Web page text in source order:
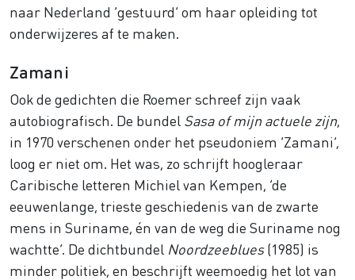
naar Nederland ‘gestuurd’ om haar opleiding tot
onderwijzeres af te maken.
Zamani
Ook de gedichten die Roemer schreef zijn vaak
autobiografisch. De bundel Sasa of mijn actuele zijn,
in 1970 verschenen onder het pseudoniem ‘Zamani’,
loog er niet om. Het was, zo schrijft hoogleraar
Caribische letteren Michiel van Kempen, ‘de
eeuwenlange, trieste geschiedenis van de zwarte
mens in Suriname, én van de weg die Suriname nog
wachtte’. De dichtbundel Noordzeeblues(1985) is
minder politiek, en beschrijft weemoedig het lot van